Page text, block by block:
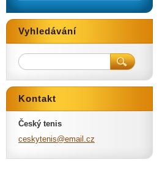
Vyhledávání
Kontakt
Český tenis
ceskytenis@email .cz